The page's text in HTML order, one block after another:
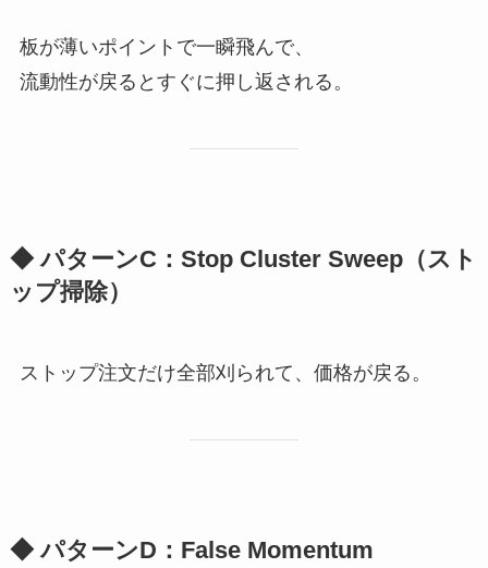
板が薄いポイントで一瞬飛んで、
流動性が戻るとすぐに押し返される。
◆ パターンC：Stop Cluster Sweep（スト
ップ掃除）
ストップ注文だけ全部刈られて、価格が戻る。
◆ パターンD：False Momentum